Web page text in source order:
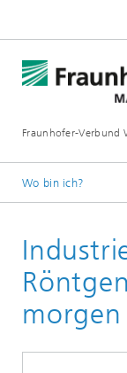
Fraunhofer-Verbund
Wo bin ich?
Mobilität
morgen